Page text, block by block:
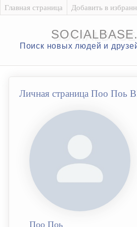
Главная страница Добавить в
Поиск новых людей и
Личная страница Поо Поь
Поо Поь